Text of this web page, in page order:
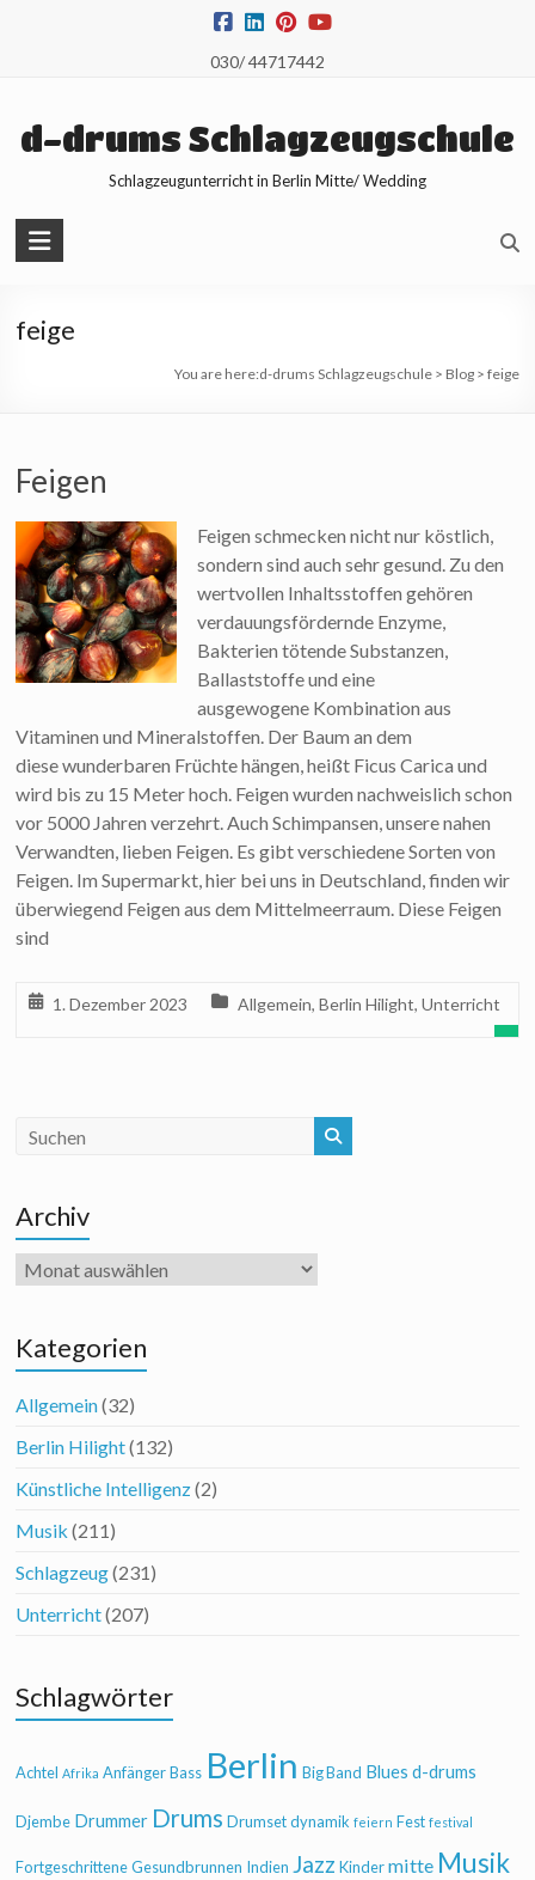
030/ 44717442
d-drums Schlagzeugschule
Schlagzeugunterricht in Berlin Mitte/ Wedding
feige
You are here:d-drums Schlagzeugschule> Blog> feige
Feigen
Feigen schmecken nicht nur köstlich,
sondern sind auch sehr gesund. Zu den
wertvollen Inhaltsstoffen gehören
verdauungsfördernde Enzyme,
Bakterien tötende Substanzen,
Ballaststoffe und eine
ausgewogene Kombination aus
Vitaminen und Mineralstoffen. Der Baum an dem
diese wunderbaren Früchte hängen, heißt Ficus Carica und
wird bis zu 15 Meter hoch. Feigen wurden nachweislich schon
vor 5000 Jahren verzehrt. Auch Schimpansen, unsere nahen
Verwandten, lieben Feigen. Es gibt verschiedene Sorten von
Feigen. Im Supermarkt, hier bei uns in Deutschland, finden wir
überwiegend Feigen aus dem Mittelmeerraum. Diese Feigen
sind
1. Dezember 2023 Allgemein,Berlin Hilight,Unterricht
Archiv
Archiv
Kategorien
Allgemein(32)
Berlin Hilight(132)
Künstliche Intelligenz(2)
Musik (211)
Schlagzeug(231)
Unterricht(207)
Schlagwörter
Achtel Afrika Anfänger Bass Berlin Big Band Blues d-drums
Djembe Drummer Drums Drumset dynamik feiern Fest festival
Fortgeschrittene Gesundbrunnen Indien Jazz Kinder mitte Musik